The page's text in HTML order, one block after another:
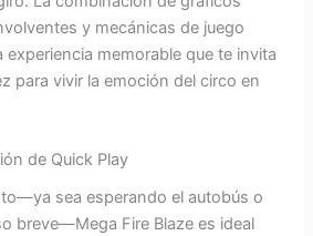
y mecánicas de juego
experiencia memorable que te invita
para vivir la emoción del circo en
de Quick Play
sea esperando el autobús o
breve—Mega Fire Blaze es ideal